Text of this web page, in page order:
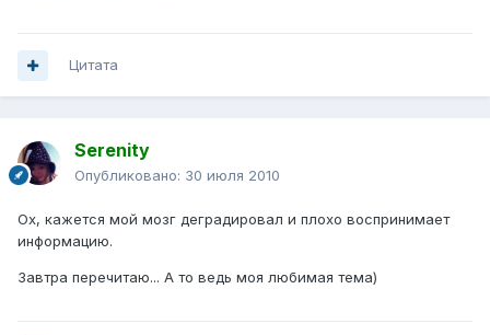
Цитата
Serenity
Опубликовано: 30 июля 2010
Ох, кажется мой мозг деградировал и плохо воспринимает
информацию.
Завтра перечитаю... А то ведь моя любимая тема)